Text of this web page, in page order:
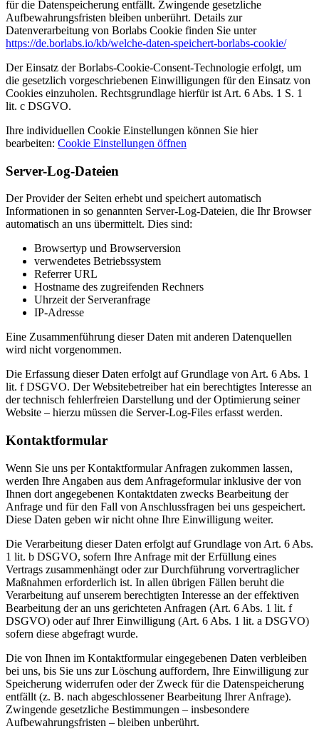
für die Datenspeicherung entfällt. Zwingende gesetzliche
Aufbewahrungsfristen bleiben unberührt. Details zur
Datenverarbeitung von Borlabs Cookie finden Sie unter
https://de.borlabs.io/kb/welche-daten-speichert-borlabs-cookie/
Der Einsatz der Borlabs-Cookie-Consent-Technologie erfolgt, um
die gesetzlich vorgeschriebenen Einwilligungen für den Einsatz von
Cookies einzuholen. Rechtsgrundlage hierfür ist Art. 6 Abs. 1 S. 1
lit. c DSGVO.
Ihre individuellen Cookie Einstellungen können Sie hier
bearbeiten: Cookie Einstellungen öffnen
Server-Log-Dateien
Der Provider der Seiten erhebt und speichert automatisch
Informationen in so genannten Server-Log-Dateien, die Ihr Browser
automatisch an uns übermittelt. Dies sind:
Browsertyp und Browserversion
verwendetes Betriebssystem
Referrer URL
Hostname des zugreifenden Rechners
Uhrzeit der Serveranfrage
IP-Adresse
Eine Zusammenführung dieser Daten mit anderen Datenquellen
wird nicht vorgenommen.
Die Erfassung dieser Daten erfolgt auf Grundlage von Art. 6 Abs. 1
lit. f DSGVO. Der Websitebetreiber hat ein berechtigtes Interesse an
der technisch fehlerfreien Darstellung und der Optimierung seiner
Website – hierzu müssen die Server-Log-Files erfasst werden.
Kontaktformular
Wenn Sie uns per Kontaktformular Anfragen zukommen lassen,
werden Ihre Angaben aus dem Anfrageformular inklusive der von
Ihnen dort angegebenen Kontaktdaten zwecks Bearbeitung der
Anfrage und für den Fall von Anschlussfragen bei uns gespeichert.
Diese Daten geben wir nicht ohne Ihre Einwilligung weiter.
Die Verarbeitung dieser Daten erfolgt auf Grundlage von Art. 6 Abs.
1 lit. b DSGVO, sofern Ihre Anfrage mit der Erfüllung eines
Vertrags zusammenhängt oder zur Durchführung vorvertraglicher
Maßnahmen erforderlich ist. In allen übrigen Fällen beruht die
Verarbeitung auf unserem berechtigten Interesse an der effektiven
Bearbeitung der an uns gerichteten Anfragen (Art. 6 Abs. 1 lit. f
DSGVO) oder auf Ihrer Einwilligung (Art. 6 Abs. 1 lit. a DSGVO)
sofern diese abgefragt wurde.
Die von Ihnen im Kontaktformular eingegebenen Daten verbleiben
bei uns, bis Sie uns zur Löschung auffordern, Ihre Einwilligung zur
Speicherung widerrufen oder der Zweck für die Datenspeicherung
entfällt (z. B. nach abgeschlossener Bearbeitung Ihrer Anfrage).
Zwingende gesetzliche Bestimmungen – insbesondere
Aufbewahrungsfristen – bleiben unberührt.